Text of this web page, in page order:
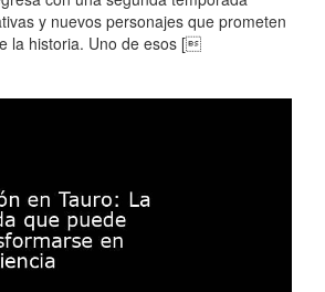
y nuevos personajes que prometen
la historia. Uno de esos [